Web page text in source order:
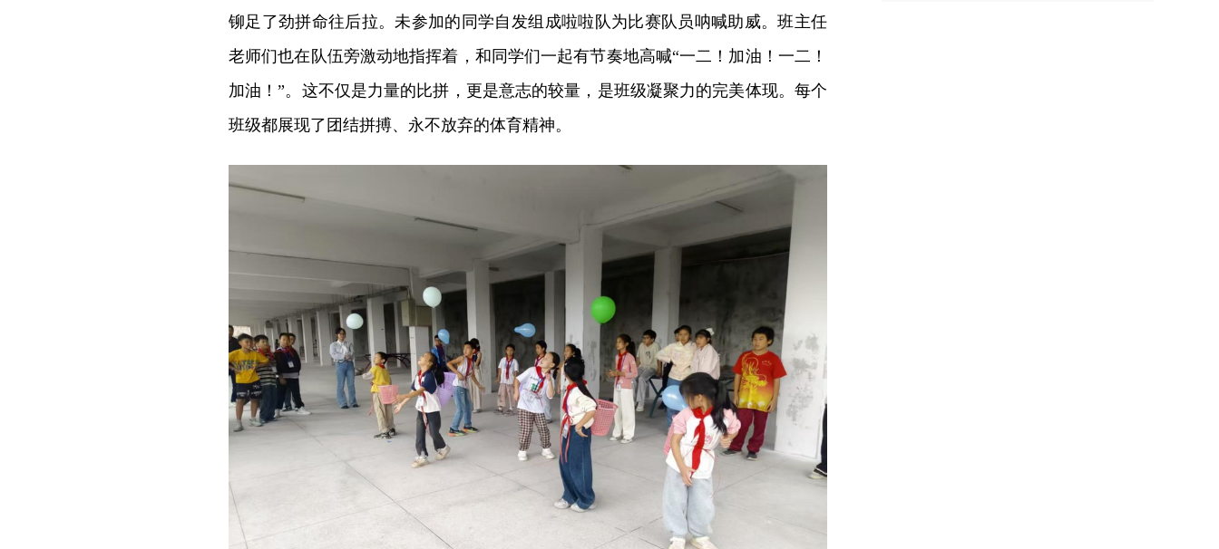
铆足了劲拼命往后拉。未参加的同学自发组成啦啦队为比赛队员呐喊助威。班主任
老师们也在队伍旁激动地指挥着，和同学们一起有节奏地高喊“一二！加油！一二！
加油！”。这不仅是力量的比拼，更是意志的较量，是班级凝聚力的完美体现。每个
班级都展现了团结拼搏、永不放弃的体育精神。